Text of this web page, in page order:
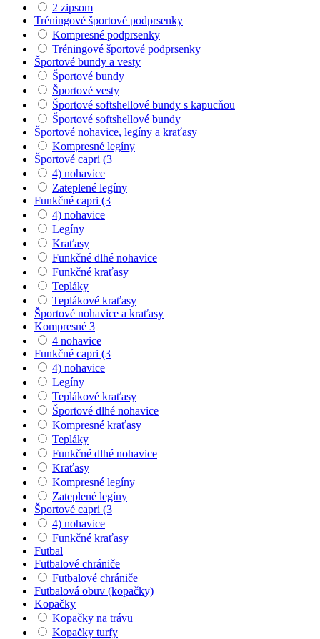
2 zipsom
Tréningové športové podprsenky
Kompresné podprsenky
Tréningové športové podprsenky
Športové bundy a vesty
Športové bundy
Športové vesty
Športové softshellové bundy s kapucňou
Športové softshellové bundy
Športové nohavice, legíny a kraťasy
Kompresné legíny
Športové capri (3
4) nohavice
Zateplené legíny
Funkčné capri (3
4) nohavice
Legíny
Kraťasy
Funkčné dlhé nohavice
Funkčné kraťasy
Tepláky
Teplákové kraťasy
Športové nohavice a kraťasy
Kompresné 3
4 nohavice
Funkčné capri (3
4) nohavice
Legíny
Teplákové kraťasy
Športové dlhé nohavice
Kompresné kraťasy
Tepláky
Funkčné dlhé nohavice
Kraťasy
Kompresné legíny
Zateplené legíny
Športové capri (3
4) nohavice
Funkčné kraťasy
Futbal
Futbalové chrániče
Futbalové chrániče
Futbalová obuv (kopačky)
Kopačky
Kopačky na trávu
Kopačky turfy